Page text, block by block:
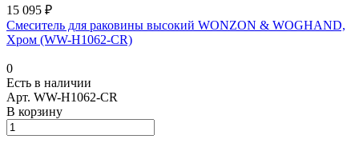
15 095 ₽
Смеситель для раковины высокий WONZON & WOGHAND,
Хром (WW-H1062-CR)
0
Есть в наличии
Арт. WW-H1062-CR
В корзину